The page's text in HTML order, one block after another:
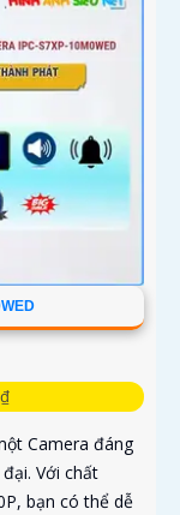
Camera đáng
Với chất
bạn có thể dễ